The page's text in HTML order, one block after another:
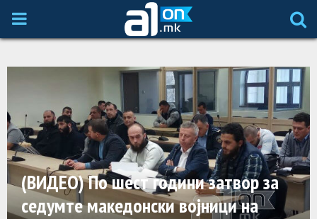
P
M
A
R
(ВИДЕО) По шест години затвор за
седумте македонски војници на